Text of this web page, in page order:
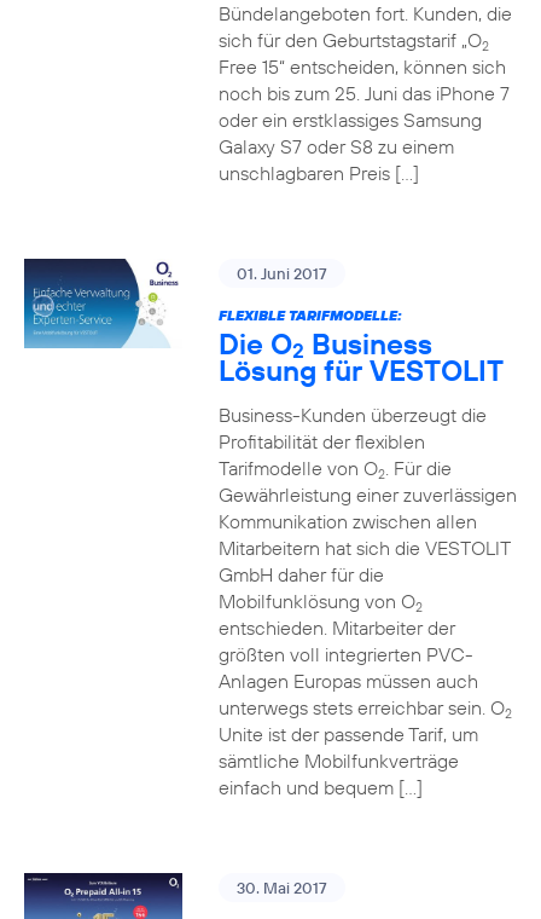
Bündelangeboten fort. Kunden, die
sich für den Geburtstagstarif „O2
Free 15“ entscheiden, können sich
noch bis zum 25. Juni das iPhone 7
oder ein erstklassiges Samsung
Galaxy S7 oder S8 zu einem
unschlagbaren Preis […]
01. Juni 2017
FLEXIBLE TARIFMODELLE:
Die O2 Business
Lösung für VESTOLIT
Business-Kunden überzeugt die
Profitabilität der flexiblen
Tarifmodelle von O2. Für die
Gewährleistung einer zuverlässigen
Kommunikation zwischen allen
Mitarbeitern hat sich die VESTOLIT
GmbH daher für die
Mobilfunklösung von O2
entschieden. Mitarbeiter der
größten voll integrierten PVC-
Anlagen Europas müssen auch
unterwegs stets erreichbar sein. O2
Unite ist der passende Tarif, um
sämtliche Mobilfunkverträge
einfach und bequem […]
30. Mai 2017